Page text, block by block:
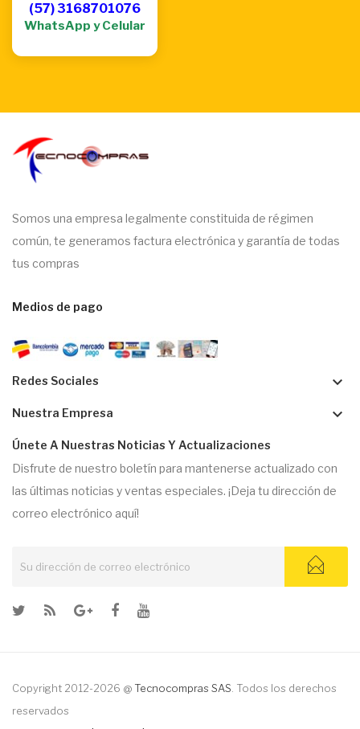
(57) 3168701076
WhatsApp y Celular
Somos una empresa legalmente constituida de régimen
común, te generamos factura electrónica y garantía de todas
tus compras
Medios de pago
Redes Sociales keyboard_arrow_down
Nuestra Empresa keyboard_arrow_down
Únete A Nuestras Noticias Y Actualizaciones
Disfrute de nuestro boletín para mantenerse actualizado con
las últimas noticias y ventas especiales. ¡Deja tu dirección de
correo electrónico aquí!
Copyright 2012-2026 @ Tecnocompras SAS . Todos los derechos
reservados